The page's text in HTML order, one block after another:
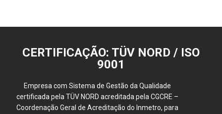
CERTIFICAÇÃO: TÜV NORD / ISO
9001
Empresa com Sistema de Gestão da Qualidade
certificada pela TÜV NORD acreditada pela CGCRE –
Coordenação Geral de Acreditação do Inmetro, para